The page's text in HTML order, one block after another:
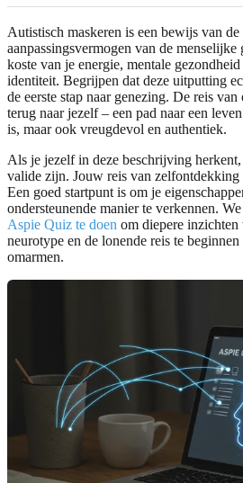
Autistisch maskeren is een bewijs van
aanpassingsvermogen van de menselijke
koste van je energie, mentale
identiteit. Begrijpen dat deze uitputting
de eerste stap naar genezing. De reis
terug naar jezelf – een pad naar een
is, maar ook vreugdevol en authentiek.
Als je jezelf in deze beschrijving
valide zijn. Jouw reis van zelfontdekking
Een goed startpunt is om je
ondersteunende manier te verkennen.
Aspie Quiz te doen om diepere
neurotype en de lonende reis te
omarmen.